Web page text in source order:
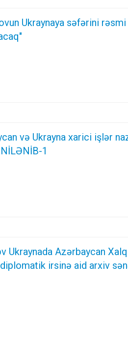
Ukraynaya səfərini
və Ukrayna xarici işlər
1
Ukraynada Azərbaycan Xalq
irsinə aid arxiv